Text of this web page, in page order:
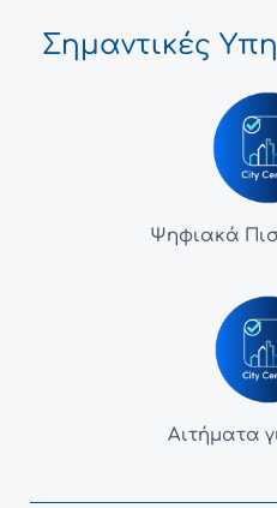
Σημαντικές
Ψηφιακά
Αιτήματα